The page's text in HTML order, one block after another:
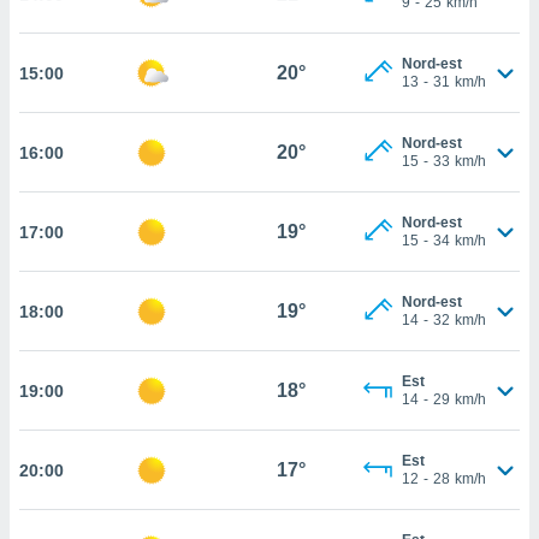
de
votre
le
des
au
15:00 20°
Nord-est
13 - 31 km/h
16:00 20°
Nord-est
15 - 33 km/h
17:00 19°
Nord-est
15 - 34 km/h
18:00 19°
Nord-est
14 - 32 km/h
19:00 18°
Est
14 - 29 km/h
20:00 17°
Est
12 - 28 km/h